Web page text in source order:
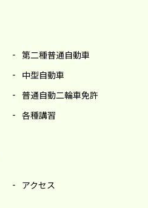
第二種普通自動車
中型自動車
普通自動二輪車免許
各種講習
アクセス